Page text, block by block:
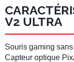
V2 ULTRA
Souris gaming sans
Capteur optique